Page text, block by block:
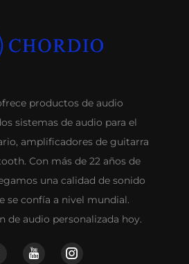
productos de audio
sistemas de audio para el
amplificadores de guitarra
Con más de 22 años de
una calidad de sonido
se confía a nivel mundial.
de audio personalizada hoy.